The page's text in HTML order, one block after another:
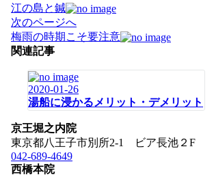
稿
ナ
ビ
ゲ
江の島と鍼
次のページへ
梅雨の時期こそ要注意
関連記事
2020-01-26
湯船に浸かるメリット・デメリット
京王堀之内院
東京都八王子市別所2-1 ビア長池２F
042-689-4649
西橋本院